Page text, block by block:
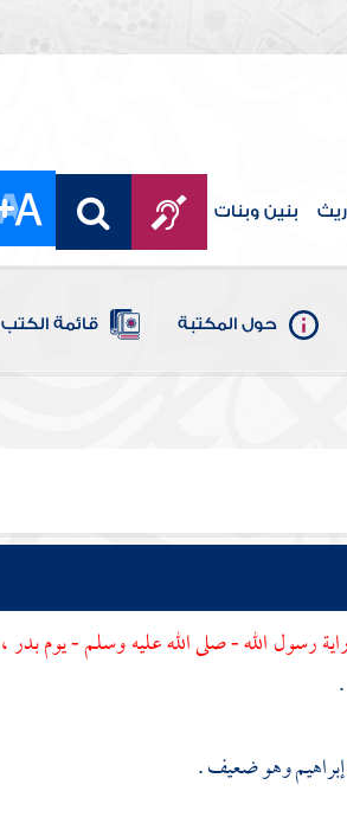
بنين وبنات
حول المكتبة قائمة الكتب
رسول الله - صلى الله عليه وسلم - يومبدر،
.
وهو ضعيف .